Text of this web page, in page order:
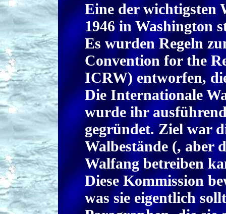
Eine der wichtigsten
1946 in Washington
Es wurden Regeln
Convention for the
ICRW) entworfen,
Die Internationale
wurde ihr
gegründet. Ziel war
Walbestände (, aber
Walfang betreiben
Diese Kommission
was sie eigentlich